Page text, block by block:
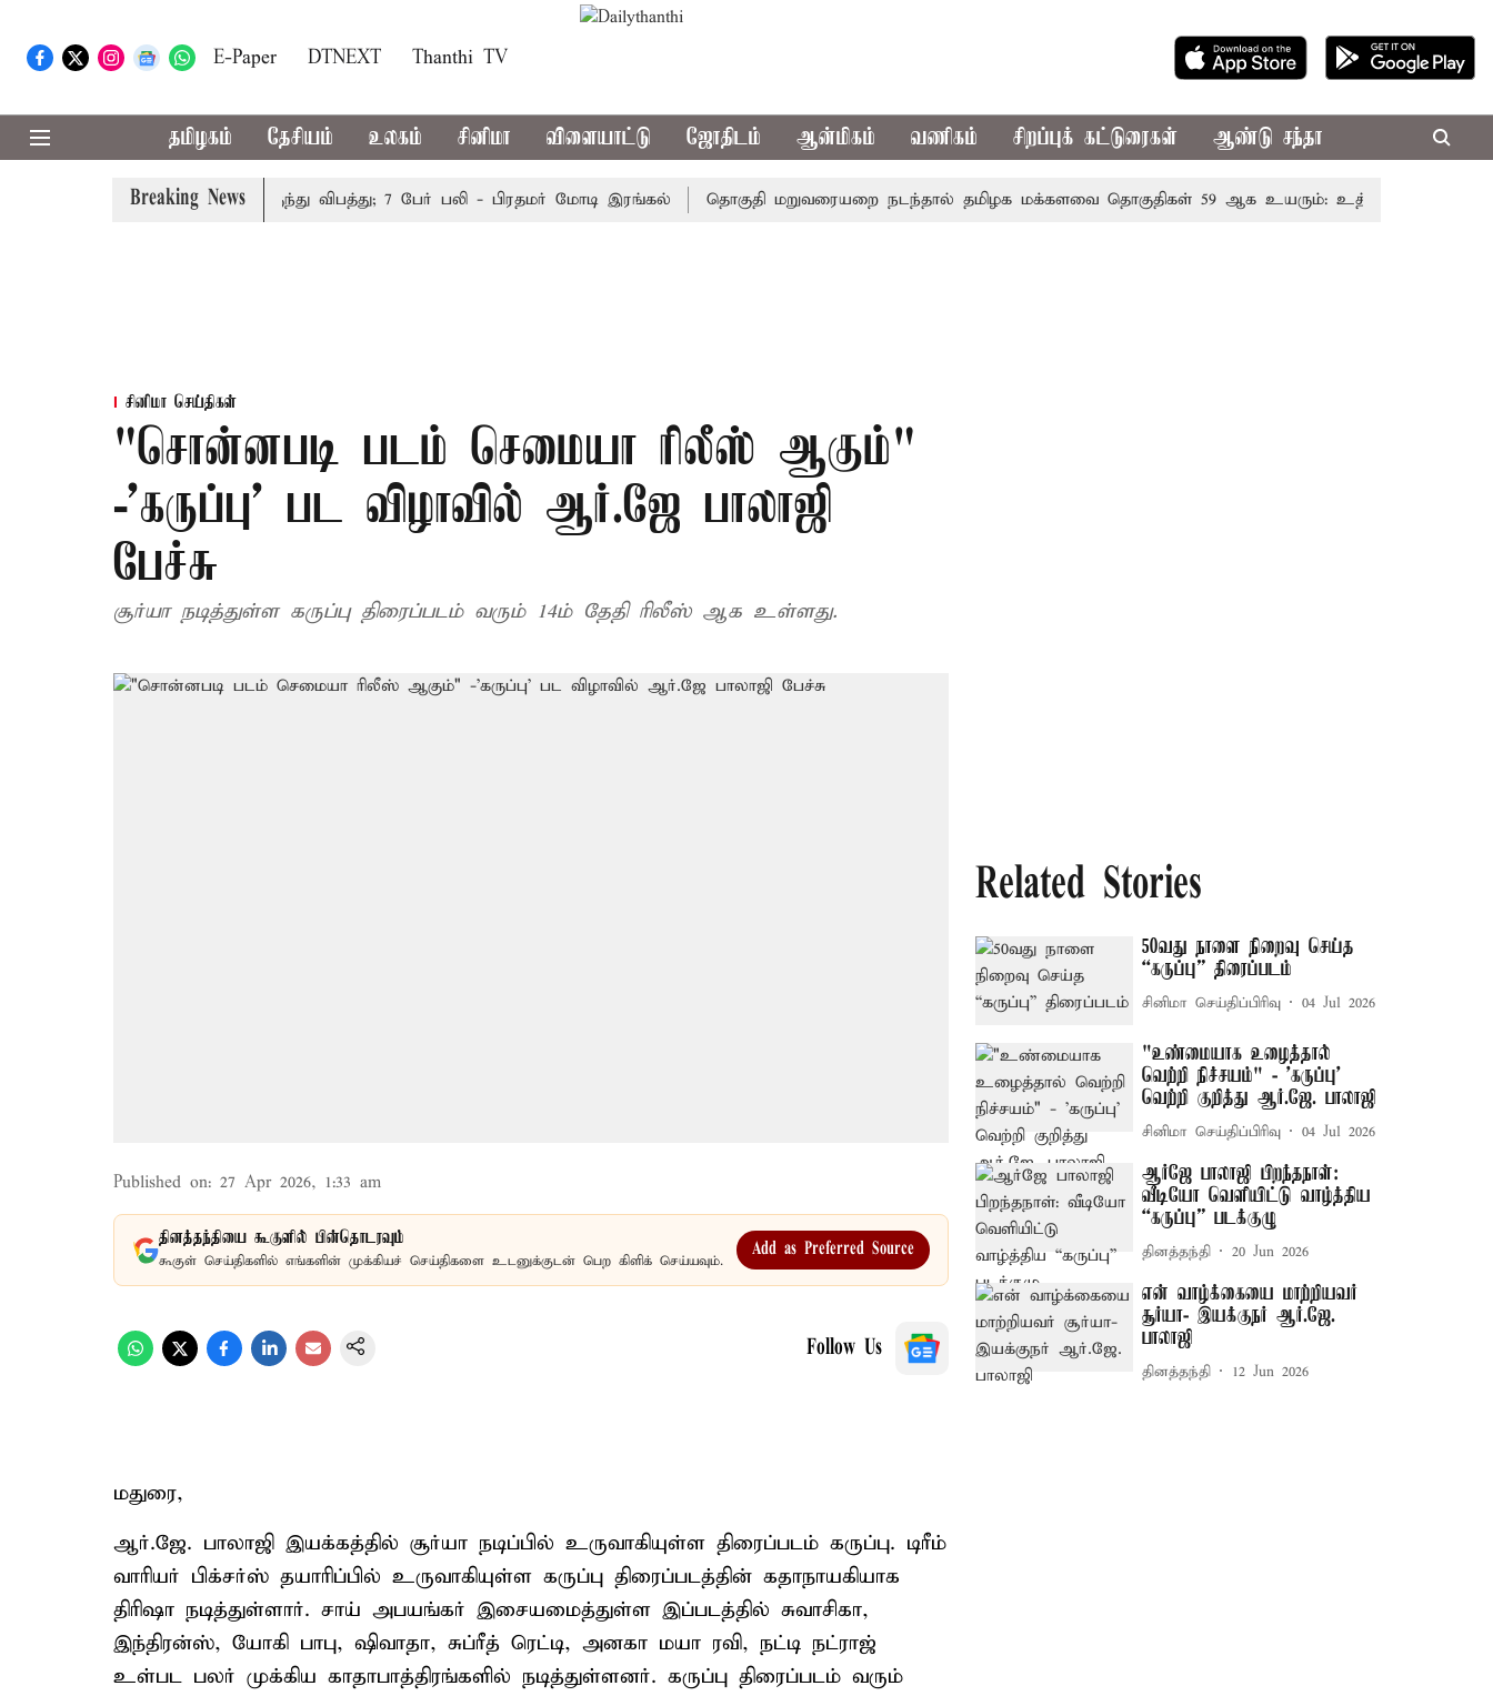
E-Paper DTNEXT Thanthi TV
தமிழகம் தேசியம் உலகம் சினிமா விளையாட்டு ஜோதிடம் ஆன்மிகம் வணிகம் சிறப்புக் கட்டுரைகள் ஆண்டு சந்தா
Breaking News
இமாச்சலத்தில் பேருந்து விபத்து; 7 பேர் பலி - பிரதமர் மோடி இரங்கல் தொகுதி மறுவரையறை நடந்தால் தமிழக மக்களவை தொகுதிகள் 59 ஆக உயரும்: உத்தேச பட்டியல் இதோ!
சினிமா செய்திகள்
"சொன்னபடி படம் செமையா ரிலீஸ் ஆகும்"
-'கருப்பு' பட விழாவில் ஆர்.ஜே பாலாஜி
பேச்சு
சூர்யா நடித்துள்ள கருப்பு திரைப்படம் வரும் 14ம் தேதி ரிலீஸ் ஆக உள்ளது.
Published on: 27 Apr 2026, 1:33 am
தினத்தந்தியை கூகுளில் பின்தொடரவும்
கூகுள் செய்திகளில் எங்களின் முக்கியச் செய்திகளை உடனுக்குடன் பெற கிளிக் செய்யவும்.
Add as Preferred Source
Follow Us
மதுரை,
ஆர்.ஜே. பாலாஜி இயக்கத்தில் சூர்யா நடிப்பில் உருவாகியுள்ள திரைப்படம் கருப்பு. டிரீம்
வாரியர் பிக்சர்ஸ் தயாரிப்பில் உருவாகியுள்ள கருப்பு திரைப்படத்தின் கதாநாயகியாக
திரிஷா நடித்துள்ளார். சாய் அபயங்கர் இசையமைத்துள்ள இப்படத்தில் சுவாசிகா,
இந்திரன்ஸ், யோகி பாபு, ஷிவாதா, சுப்ரீத் ரெட்டி, அனகா மயா ரவி, நட்டி நட்ராஜ்
உள்பட பலர் முக்கிய காதாபாத்திரங்களில் நடித்துள்ளனர். கருப்பு திரைப்படம் வரும்
Related Stories
50வது நாளை நிறைவு செய்த
“கருப்பு” திரைப்படம்
சினிமா செய்திப்பிரிவு 04 Jul 2026
"உண்மையாக உழைத்தால்
வெற்றி நிச்சயம்" - 'கருப்பு'
வெற்றி குறித்து ஆர்.ஜே. பாலாஜி
சினிமா செய்திப்பிரிவு 04 Jul 2026
ஆர்ஜே பாலாஜி பிறந்தநாள்:
வீடியோ வெளியிட்டு வாழ்த்திய
“கருப்பு” படக்குழு
தினத்தந்தி 20 Jun 2026
என் வாழ்க்கையை மாற்றியவர்
சூர்யா- இயக்குநர் ஆர்.ஜே.
பாலாஜி
தினத்தந்தி 12 Jun 2026